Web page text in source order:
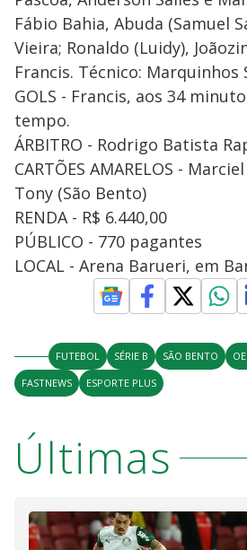
Fábio Bahia, Abuda (Samuel
Vieira; Ronaldo (Luidy),
Francis. Técnico: Marquinhos
GOLS - Francis, aos 34
tempo.
ÁRBITRO - Rodrigo Batista
CARTÕES AMARELOS -
Tony (São Bento)
RENDA - R$ 6.440,00
PÚBLICO - 770 pagantes
LOCAL - Arena Barueri, em
FUTEBOL SÉRIE B SÃO BENTO
FASTNEWS
ESPORTE PLUS
Últimas